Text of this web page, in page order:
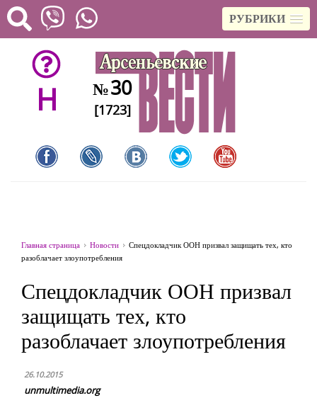
РУБРИКИ
H №30
[1723]
Главная страница Новости
Спецдокладчик ООН призвал защищать тех, кто
разоблачает злоупотребления
Спецдокладчик ООН призвал
защищать тех, кто
разоблачает злоупотребления
26.10.2015
unmultimedia.org